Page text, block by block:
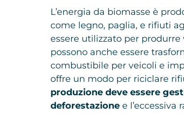
L’energia da biomasse è
come legno, paglia, e rifiuti
essere utilizzato per
possono anche essere
combustibile per veicoli e
offre un modo per riciclare
produzione deve essere
deforestazione e l’eccessiva